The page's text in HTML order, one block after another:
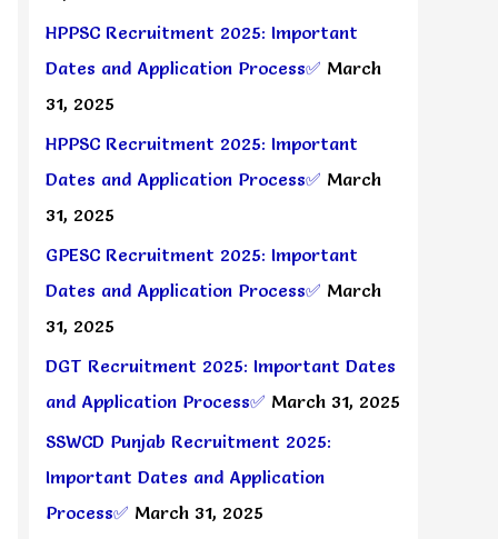
HPPSC Recruitment 2025: Important
Dates and Application Process✅ March
31, 2025
HPPSC Recruitment 2025: Important
Dates and Application Process✅ March
31, 2025
GPESC Recruitment 2025: Important
Dates and Application Process✅ March
31, 2025
DGT Recruitment 2025: Important Dates
and Application Process✅ March 31, 2025
SSWCD Punjab Recruitment 2025:
Important Dates and Application
Process✅ March 31, 2025